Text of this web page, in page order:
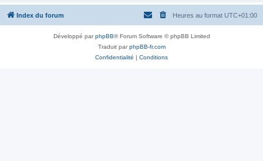
Index du forum Heures au format UTC+01:00
Développé parphpBB® Forum Software © phpBB Limited
Traduit parphpBB-fr.com
Confidentialité | Conditions